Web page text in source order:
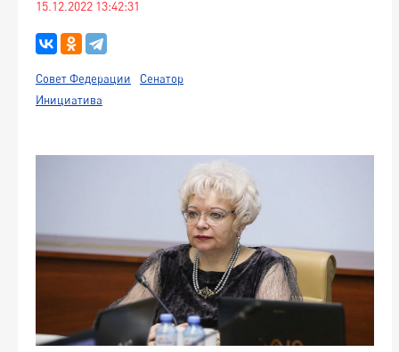
15.12.2022 13:42:31
Совет Федерации
Сенатор
Инициатива